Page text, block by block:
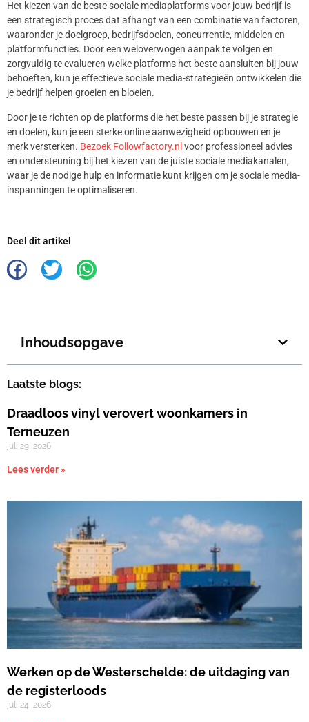
Het kiezen van de beste sociale mediaplatforms voor jouw bedrijf is
een strategisch proces dat afhangt van een combinatie van factoren,
waaronder je doelgroep, bedrijfsdoelen, concurrentie, middelen en
platformfuncties. Door een weloverwogen aanpak te volgen en
zorgvuldig te evalueren welke platforms het beste aansluiten bij jouw
behoeften, kun je effectieve sociale media-strategieën ontwikkelen die
je bedrijf helpen groeien en bloeien.
Door je te richten op de platforms die het beste passen bij je strategie
en doelen, kun je een sterke online aanwezigheid opbouwen en je
merk versterken. Bezoek Followfactory.nl voor professioneel advies
en ondersteuning bij het kiezen van de juiste sociale mediakanalen,
waar je de nodige hulp en informatie kunt krijgen om je sociale media-
inspanningen te optimaliseren.
Deel dit artikel
Inhoudsopgave
Laatste blogs:
Draadloos vinyl verovert woonkamers in
Terneuzen
juli 29, 2026
Lees verder »
Werken op de Westerschelde: de uitdaging van
de registerloods
juli 24, 2026